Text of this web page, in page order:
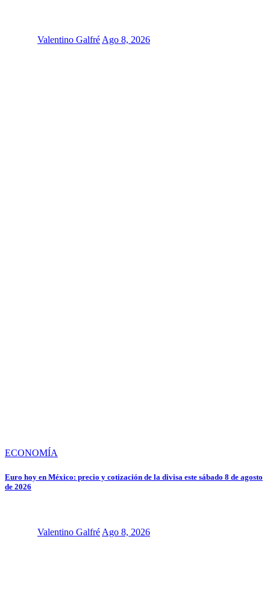
Valentino GalfréAgo 8, 2026
ECONOMÍA
Euro hoy en México: precio y cotización de la divisa este sábado 8 de agosto
de 2026
Valentino Galfré Ago 8, 2026